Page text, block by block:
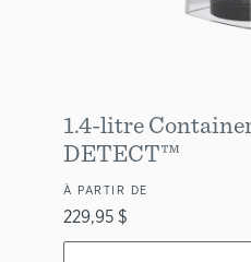
1.4-litre
DETECT™
À PARTIR DE
229,95 $